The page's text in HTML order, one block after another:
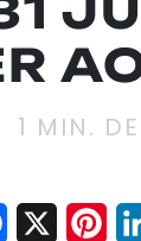
1 MIN.
Facebook
X